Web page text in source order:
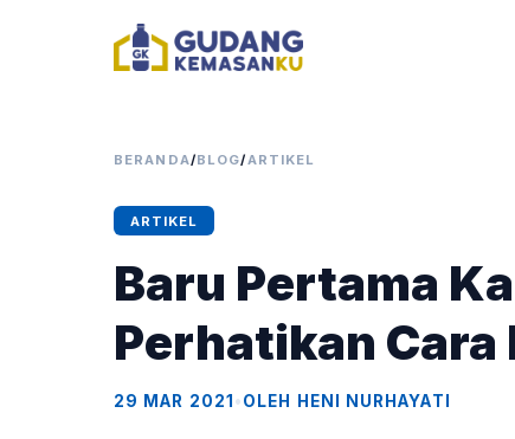
BERANDA/BLOG/ARTIKEL
ARTIKEL
Baru Pertama
Perhatikan
29 MAR 2021 •OLEH HENI NURHAYATI